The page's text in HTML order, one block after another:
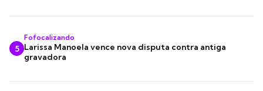
5
Fofocalizando
Larissa Manoela vence nova disputa contra antiga
gravadora